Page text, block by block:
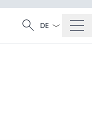
Cercare
Ricerca
Dal menu a